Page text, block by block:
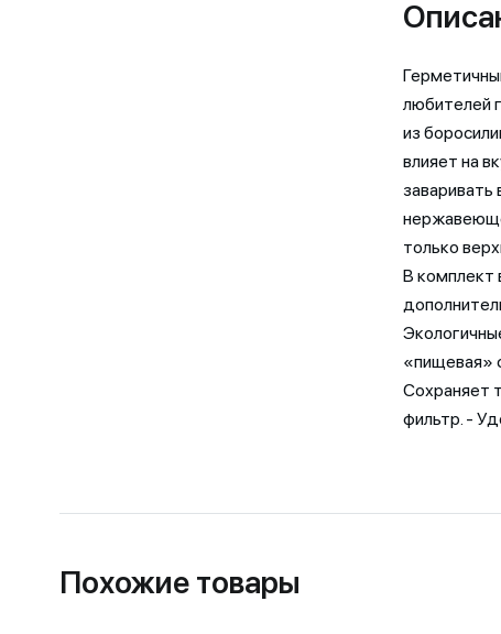
любителей
из
влияет на
только
В комплект
«пищевая»
Сохраняет
фильтр. -
Похожие товары